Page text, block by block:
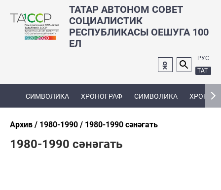
ТАТАР АВТОНОМ СОВЕТ
СОЦИАЛИСТИК
РЕСПУБЛИКАСЫ ОЕШУГА 100
ЕЛ
РУС
ТАТ
СИМВОЛИКА ХРОНОГРАФ СИМВОЛИКА
Архив 1980-1990 1980-1990 сәнәгать
1980-1990 сәнәгать